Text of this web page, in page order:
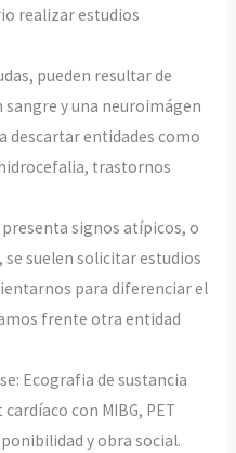
realizar estudios
pueden resultar de
y una neuroimágen
descartar entidades como
trastornos
signos atípicos, o
suelen solicitar estudios
para diferenciar el
frente otra entidad
Ecografia de sustancia
cardíaco con MIBG, PET
y obra social.